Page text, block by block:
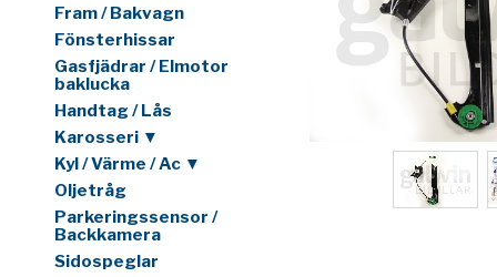
Fram / Bakvagn
Fönsterhissar
Gasfjädrar / Elmotor
baklucka
Handtag / Lås
Karosseri ▼
Kyl / Värme / Ac ▼
Oljetråg
Parkeringssensor /
Backkamera
Sidospeglar